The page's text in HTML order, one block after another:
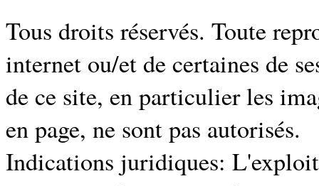
Tous droits réservés. Toute
internet ou/et de certaines de
de ce site, en particulier les
en page, ne sont pas autorisés.
Indications juridiques: